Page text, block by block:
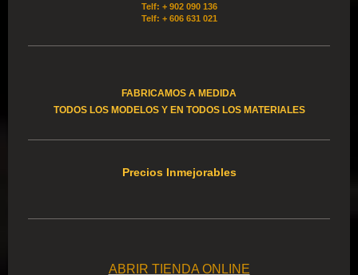
Telf: + 902 090 136
Telf: + 606 631 021
FABRICAMOS A MEDIDA
TODOS LOS MODELOS Y EN TODOS LOS MATERIALES
Precios Inmejorables
ABRIR TIENDA ONLINE